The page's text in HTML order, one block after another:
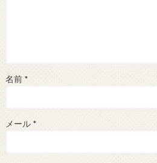
名前 *
メール *